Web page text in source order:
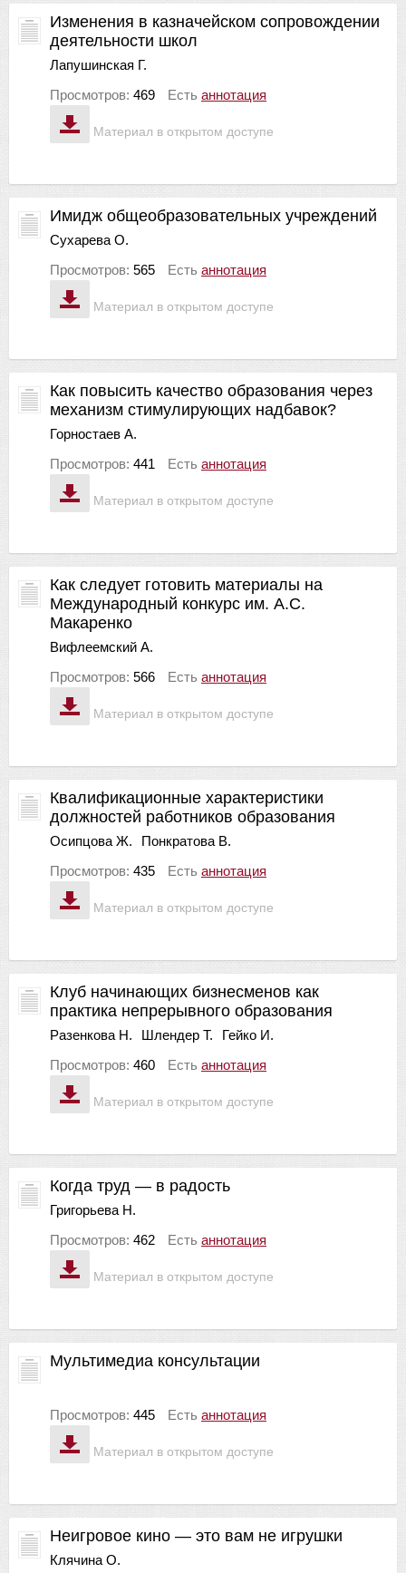
Материал в открытом доступе
Изменения в казначейском сопровождении
деятельности школ
Лапушинская Г.
Просмотров: 469 Есть аннотация
Материал в открытом доступе
Имидж общеобразовательных учреждений
Сухарева О.
Просмотров: 565 Есть аннотация
Материал в открытом доступе
Как повысить качество образования через
механизм стимулирующих надбавок?
Горностаев А.
Просмотров: 441 Есть аннотация
Материал в открытом доступе
Как следует готовить материалы на
Международный конкурс им. А.С.
Макаренко
Вифлеемский А.
Просмотров: 566 Есть аннотация
Материал в открытом доступе
Квалификационные характеристики
должностей работников образования
Осипцова Ж.
Понкратова В.
Просмотров: 435 Есть аннотация
Материал в открытом доступе
Клуб начинающих бизнесменов как
практика непрерывного образования
Разенкова Н. Шлендер Т.
Гейко И.
Просмотров: 460 Есть аннотация
Материал в открытом доступе
Когда труд — в радость
Григорьева Н.
Просмотров: 462 Есть аннотация
Материал в открытом доступе
Мультимедиа консультации
Просмотров: 445 Есть аннотация
Неигровое кино — это вам не игрушки
Клячина О.